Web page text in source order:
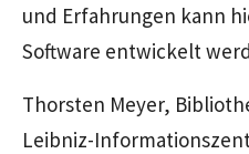
und Erfahrungen kann
Software entwickelt
Thorsten Meyer,
Leibniz-